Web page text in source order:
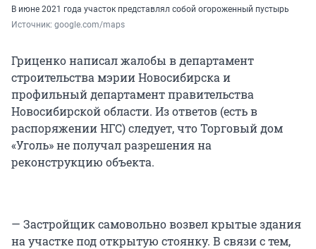
В июне 2021 года участок представлял собой огороженный пустырь
Источник: google.com/maps
Гриценко написал жалобы в департамент
строительства мэрии Новосибирска и
профильный департамент правительства
Новосибирской области. Из ответов (есть в
распоряжении НГС) следует, что Торговый дом
«Уголь» не получал разрешения на
реконструкцию объекта.
— Застройщик самовольно возвел крытые здания
на участке под открытую стоянку. В связи с тем,